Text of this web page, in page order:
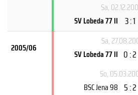
Sa,
SV Lobeda 77 II 3 : 1
2005/06
Sa,
SV Lobeda 77 II 0 : 2
So,
BSC Jena 98 5 : 2